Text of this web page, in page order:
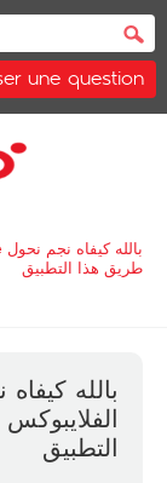
une question
طريق هذا التطبيق
التطبيق